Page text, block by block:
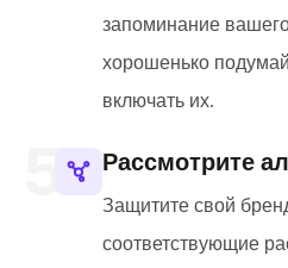
запоминание
хорошенько
включать их.
Рассмотрите
Защитите свой
соответствующие